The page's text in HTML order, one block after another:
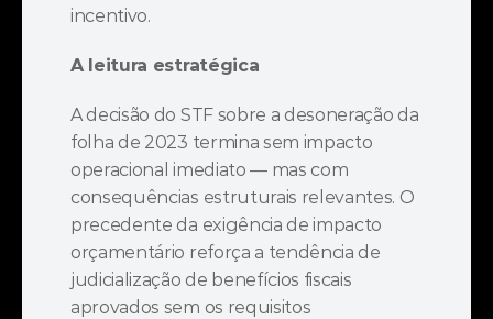
incentivo.
A leitura estratégica
A decisão do STF sobre a desoneração da
folha de 2023 termina sem impacto
operacional imediato — mas com
consequências estruturais relevantes. O
precedente da exigência de impacto
orçamentário reforça a tendência de
judicialização de benefícios fiscais
aprovados sem os requisitos